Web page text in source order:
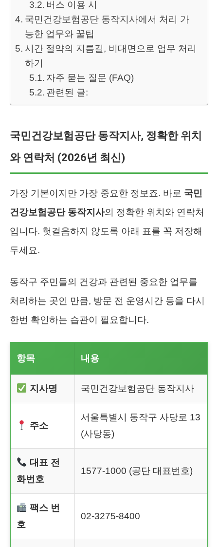
버스 이용 시
국민건강보험공단 동작지사에서 처리 가
능한 업무와 꿀팁
시간 절약의 지름길, 비대면으로 업무 처리
하기
자주 묻는 질문 (FAQ)
관련된 글:
국민건강보험공단 동작지사, 정확한 위치
와 연락처 (2026년 최신)
가장 기본이지만 가장 중요한 정보죠. 바로 국민
건강보험공단 동작지사의 정확한 위치와 연락처
입니다. 헛걸음하지 않도록 아래 표를 꼭 저장해
두세요.
동작구 주민들의 건강과 관련된 중요한 업무를
처리하는 곳인 만큼, 방문 전 운영시간 등을 다시
한번 확인하는 습관이 필요합니다.
항목 내용
지사명 국민건강보험공단 동작지사
주소
서울특별시 동작구 사당로 13
(사당동)
대표 전
화번호
1577-1000 (공단 대표번호)
팩스 번
호
02-3275-8400